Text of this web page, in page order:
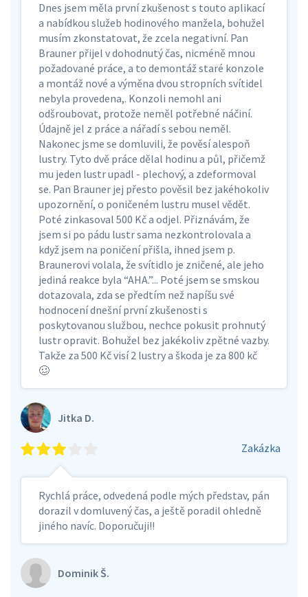
Dnes jsem měla první zkušenost s touto aplikací
a nabídkou služeb hodinového manžela, bohužel
musím zkonstatovat, že zcela negativní. Pan
Brauner přijel v dohodnutý čas, nicméně mnou
požadované práce, a to demontáž staré konzole
a montáž nové a výměna dvou stropních svítidel
nebyla provedena,. Konzoli nemohl ani
odšroubovat, protože neměl potřebné náčiní.
Údajně jel z práce a nářadí s sebou neměl.
Nakonec jsme se domluvili, že pověsí alespoň
lustry. Tyto dvě práce dělal hodinu a půl, přičemž
mu jeden lustr upadl - plechový, a zdeformoval
se. Pan Brauner jej přesto pověsil bez jakéhokoliv
upozornění, o poničeném lustru musel vědět.
Poté zinkasoval 500 Kč a odjel. Přiznávám, že
jsem si po pádu lustr sama nezkontrolovala a
když jsem na poničení přišla, ihned jsem p.
Braunerovi volala, že svítidlo je zničené, ale jeho
jediná reakce byla “AHA.”... Poté jsem se smskou
dotazovala, zda se předtím než napíšu své
hodnocení dnešní první zkušenosti s
poskytovanou službou, nechce pokusit prohnutý
lustr opravit. Bohužel bez jakékoliv zpětné vazby.
Takže za 500 Kč visí 2 lustry a škoda je za 800 kč
🥴
Jitka D.
Zakázka
Rychlá práce, odvedená podle mých představ, pán
dorazil v domluvený čas, a ještě poradil ohledně
jiného navíc. Doporučuji!!
Dominik Š.